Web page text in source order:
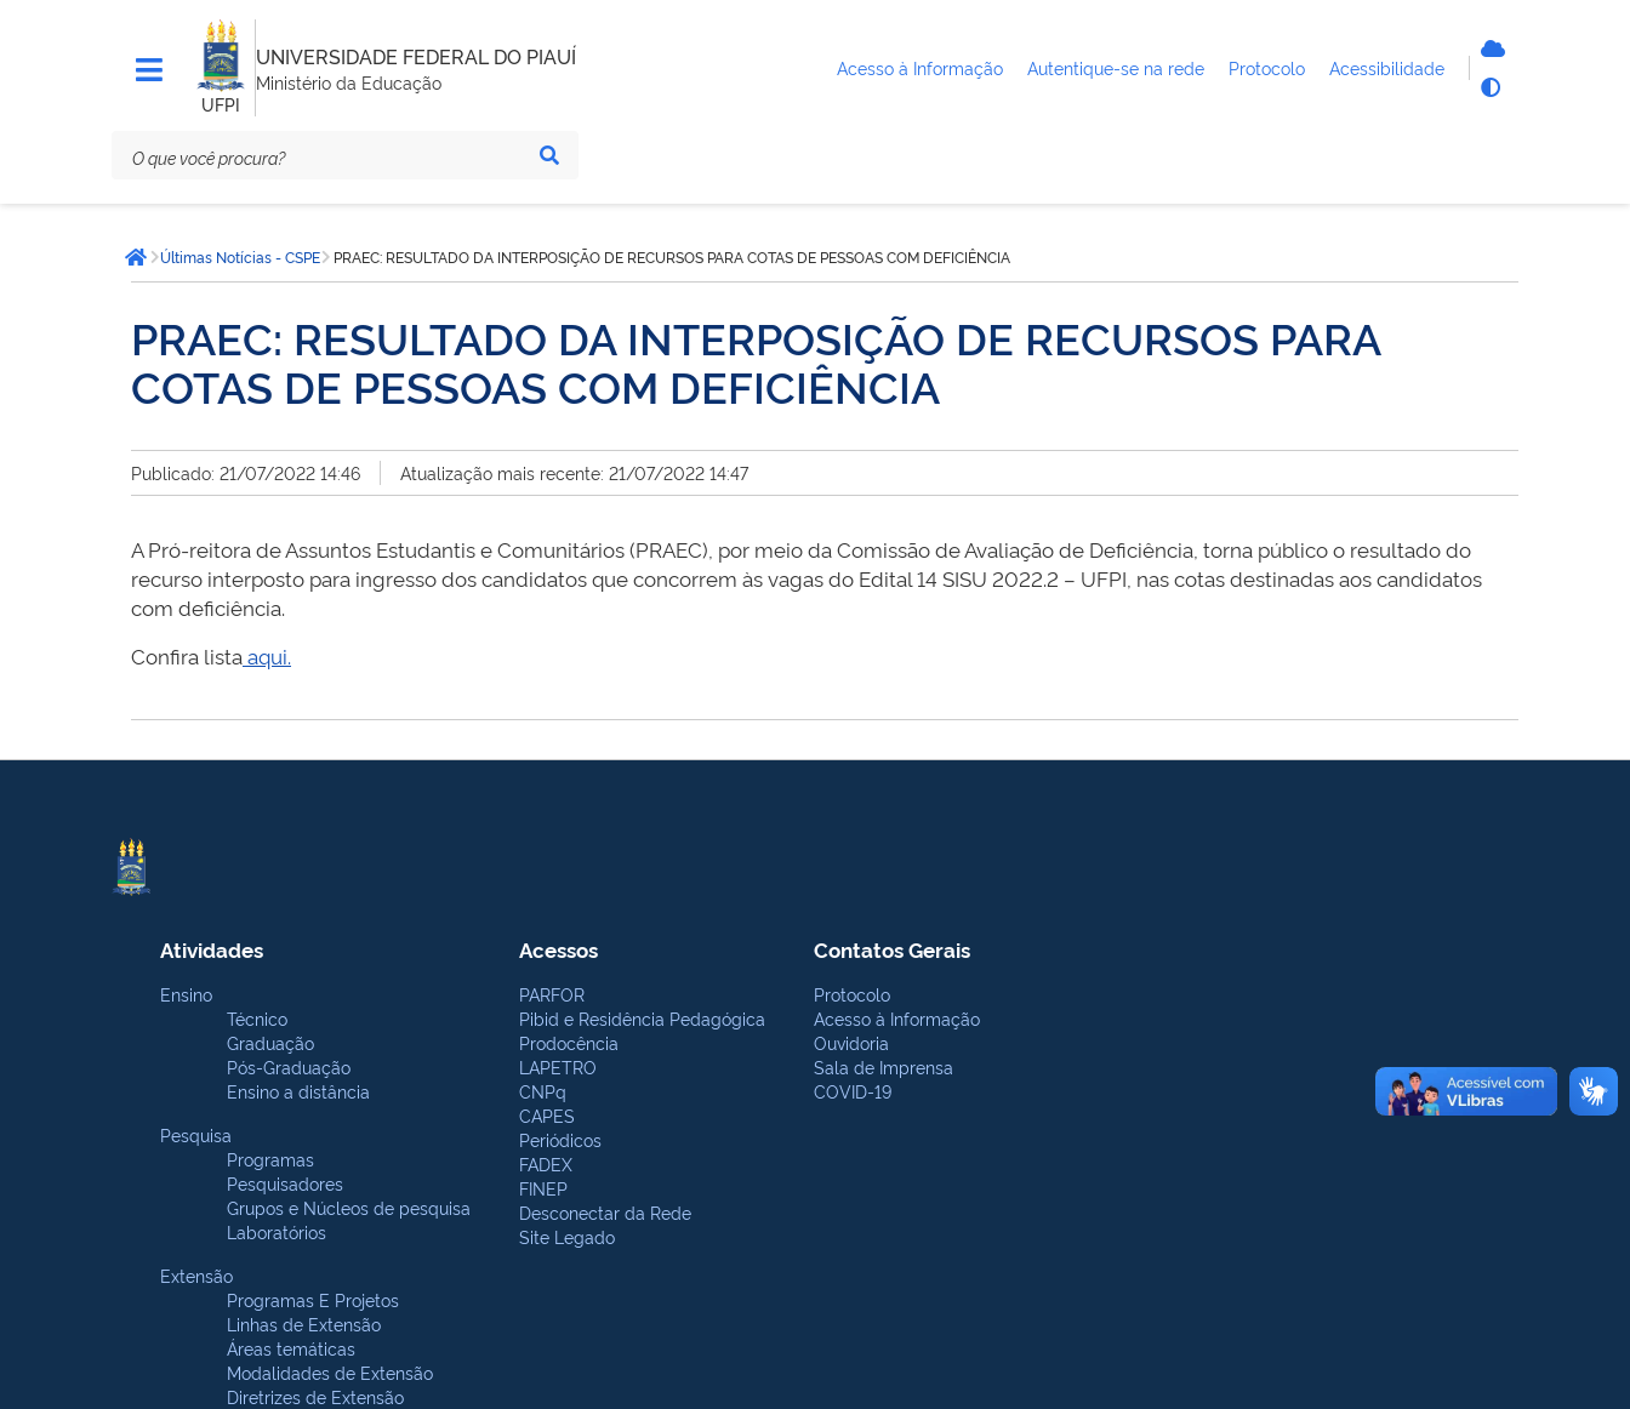
UFPI
UNIVERSIDADE FEDERAL DO PIAUÍ
Ministério da Educação
Acesso à Informação Autentique-se na rede Protocolo Acessibilidade
está
aqui:Página inicial
Últimas Notícias - CSPE PRAEC: RESULTADO DA INTERPOSIÇÃO DE RECURSOS PARA COTAS DE PESSOAS COM DEFICIÊNCIA
PRAEC: RESULTADO DA INTERPOSIÇÃO DE RECURSOS PARA
COTAS DE PESSOAS COM DEFICIÊNCIA
Publicado: 21/07/2022 14:46 Atualização mais recente: 21/07/2022 14:47
A Pró-reitora de Assuntos Estudantis e Comunitários (PRAEC), por meio da Comissão de Avaliação de Deficiência, torna público o resultado do
recurso interposto para ingresso dos candidatos que concorrem às vagas do Edital 14 SISU 2022.2 – UFPI, nas cotas destinadas aos candidatos
com deficiência.
Confira listaaqui.
Atividades
Ensino
Técnico
Graduação
Pós-Graduação
Ensino a distância
Pesquisa
Programas
Pesquisadores
Grupos e Núcleos de pesquisa
Laboratórios
Extensão
Programas E Projetos
Linhas de Extensão
Áreas temáticas
Modalidades de Extensão
Diretrizes de Extensão
Acessos
PARFOR
Pibid e Residência Pedagógica
Prodocência
LAPETRO
CNPq
CAPES
Periódicos
FADEX
FINEP
Desconectar da Rede
Site Legado
Contatos Gerais
Protocolo
Acesso à Informação
Ouvidoria
Sala de Imprensa
COVID-19